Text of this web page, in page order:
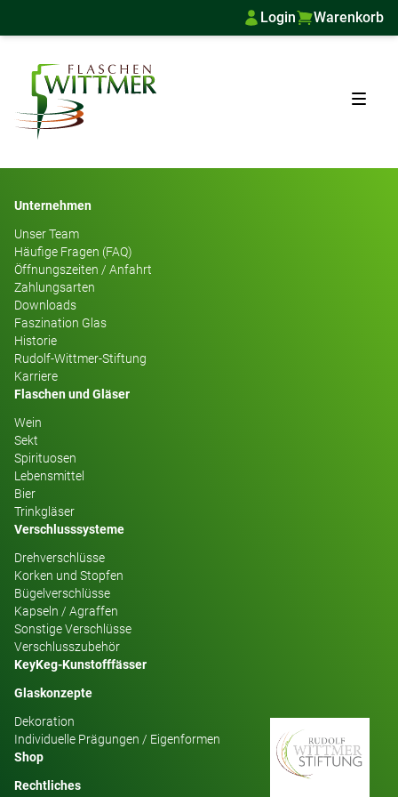
Login Warenkorb
Unternehmen
Unser Team
Häufige Fragen (FAQ)
Öffnungszeiten / Anfahrt
Zahlungsarten
Downloads
Faszination Glas
Historie
Rudolf-Wittmer-Stiftung
Karriere
Flaschen und Gläser
Wein
Sekt
Spirituosen
Lebensmittel
Bier
Trinkgläser
Verschlusssysteme
Drehverschlüsse
Korken und Stopfen
Bügelverschlüsse
Kapseln / Agraffen
Sonstige Verschlüsse
Verschlusszubehör
KeyKeg-Kunstofffässer
Glaskonzepte
Dekoration
Individuelle Prägungen / Eigenformen
Shop
Rechtliches